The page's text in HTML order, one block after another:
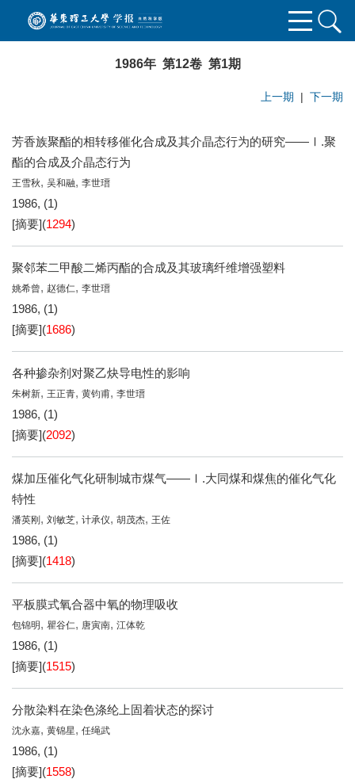
1986年 第12卷 第1期
上一期 | 下一期
芳香族聚酯的相转移催化合成及其介晶态行为的研究——Ⅰ.聚
酯的合成及介晶态行为
王雪秋, 吴和融, 李世瑨
1986, (1)
[摘要](1294)
聚邻苯二甲酸二烯丙酯的合成及其玻璃纤维增强塑料
姚希曾, 赵德仁, 李世瑨
1986, (1)
[摘要](1686)
各种掺杂剂对聚乙炔导电性的影响
朱树新, 王正青, 黄钧甫, 李世瑨
1986, (1)
[摘要](2092)
煤加压催化气化研制城市煤气——Ⅰ.大同煤和煤焦的催化气化
特性
潘英刚 , 刘敏芝, 计承仪, 胡茂杰, 王佐
1986, (1)
[摘要](1418)
平板膜式氧合器中氧的物理吸收
包锦明 , 瞿谷仁, 唐寅南, 江体乾
1986, (1)
[摘要](1515)
分散染料在染色涤纶上固着状态的探讨
沈永嘉, 黄锦星, 任绳武
1986, (1)
[摘要](1558)